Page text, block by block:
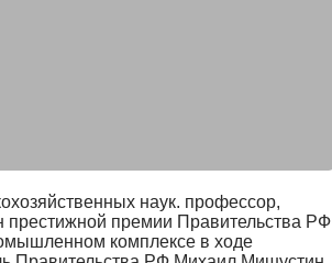
наук. профессор,
премии Правительства РФ
комплексе в ходе